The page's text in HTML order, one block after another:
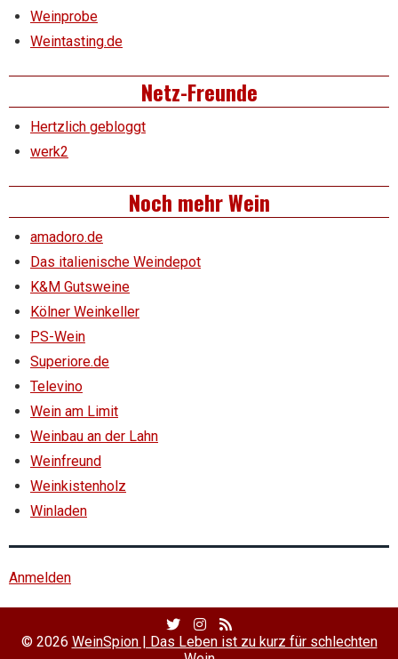
Weinprobe
Weintasting.de
Netz-Freunde
Hertzlich gebloggt
werk2
Noch mehr Wein
amadoro.de
Das italienische Weindepot
K&M Gutsweine
Kölner Weinkeller
PS-Wein
Superiore.de
Televino
Wein am Limit
Weinbau an der Lahn
Weinfreund
Weinkistenholz
Winladen
Anmelden
Twitter
Profile
Facebook
Profile
RSS
Feed
© 2026 WeinSpion | Das Leben ist zu kurz für schlechten